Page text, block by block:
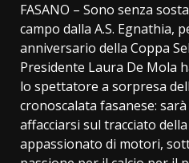
FASANO – Sono senza
campo dalla A.S. Egnathia,
anniversario della Coppa
Presidente Laura De Mola
lo spettatore a sorpresa
cronoscalata fasanese:
affacciarsi sul tracciato
appassionato di motori,